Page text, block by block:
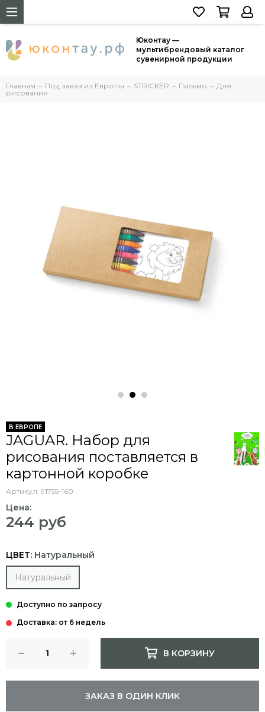
Юконтау —
мультибрендовый каталог
сувенирной продукции
Главная Под заказ из Европы STRICKER Письмо
Для
рисования
В ЕВРОПЕ
JAGUAR. Набор для
рисования поставляется в
картонной коробке
Артикул: 91755-160
Цена:
244 руб
ЦВЕТ: Натуральный
Натуральный
Доставка: от 6 недель
В КОРЗИНУ
ЗАКАЗ В ОДИН КЛИК